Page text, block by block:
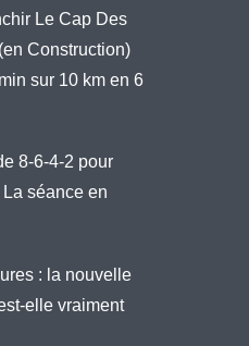
Le Cap Des
Construction)
sur 10 km en 6
8-6-4-2 pour
La séance en
: la nouvelle
elle vraiment